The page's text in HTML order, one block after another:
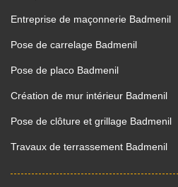
Entreprise de maçonnerie Badmenil
Pose de carrelage Badmenil
Pose de placo Badmenil
Création de mur intérieur Badmenil
Pose de clôture et grillage Badmenil
Travaux de terrassement Badmenil